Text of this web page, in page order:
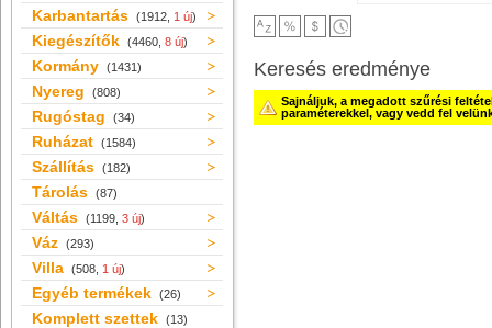
Karbantartás (1912, 1 új)
Kiegészítők (4460, 8 új)
Kormány (1431)
Nyereg (808)
Rugóstag (34)
Ruházat (1584)
Szállítás (182)
Tárolás (87)
Váltás (1199, 3 új)
Váz (293)
Villa (508, 1 új)
Egyéb termékek (26)
Komplett szettek (13)
Keresés eredménye
Sajnáljuk, a megadott szűrési
paraméterekkel, vagy vedd fel